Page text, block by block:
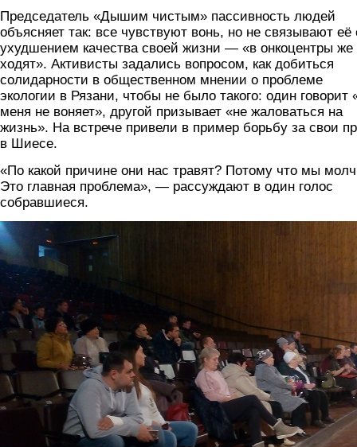
Председатель «Дышим чистым» пассивность людей
объясняет так: все чувствуют вонь, но не связывают её
ухудшением качества своей жизни — «в онкоцентры же
ходят». Активисты задались вопросом, как добиться
солидарности в общественном мнении о проблеме
экологии в Рязани, чтобы не было такого: один говорит
меня не воняет», другой призывает «не жаловаться на
жизнь». На встрече привели в пример борьбу за свои
в Шиесе.
«По какой причине они нас травят? Потому что мы
Это главная проблема», — рассуждают в один голос
собравшиеся.
img_20191109_141703.jpg